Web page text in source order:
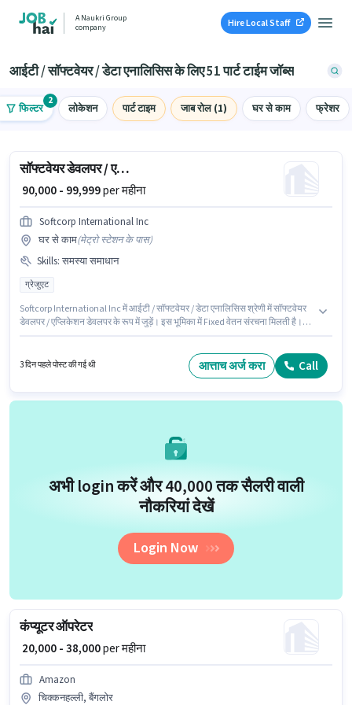
A Naukri Group
company
Hire Local Staff
आईटी / सॉफ्टवेयर / डेटा एनालिसिस के लिए 51 पार्ट टाईम जॉब्स
फिल्टर
2
लोकेशन पार्ट टाइम जाब रोल (1) घर से काम फ्रेशर
सॉफ्टवेयर डेवलपर / एप्लिकेशन डेवलपर
₹ 90,000 - 99,999per महीना
Softcorp International Inc
घर से काम(मेट्रो स्टेशन के पास)
Skills: समस्या समाधान
ग्रेजुएट
Softcorp International Inc में आईटी / सॉफ्टवेयर / डेटा एनालिसिस श्रेणी में सॉफ्टवेयर
डेवलपर / एप्लिकेशन डेवलपर के रूप में जुड़ें। इस भूमिका में Fixed वेतन संरचना मिलती है।
वैकेंसी हाई-टेक सिटी, हैदराबाद में है। इस पद के लिए उम्मीदवार के पास ग्रेजुएट डिग्री/
3 दिन पहले पोस्ट की गई थी आत्ताच अर्ज करा Call
अभी login करें और ₹40,000 तक सैलरी वाली
नौकरियां देखें
Login Now
कंप्यूटर ऑपरेटर
₹ 20,000 - 38,000per महीना
Amazon
चिक्कनहल्ली, बैंगलोर